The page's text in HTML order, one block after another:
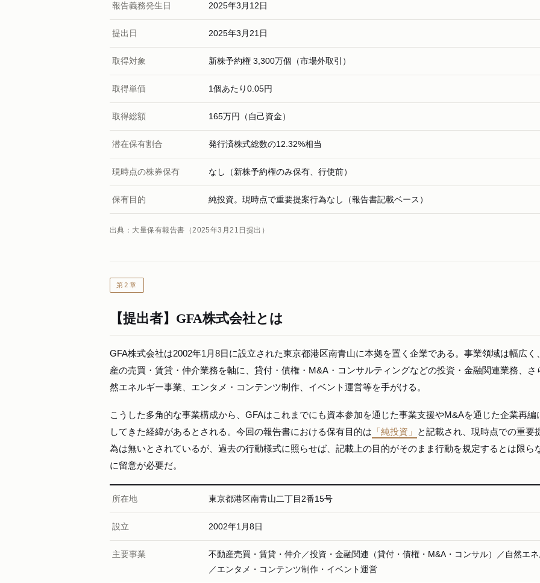
報告義務発生日 2025年3月12日
提出日 2025年3月21日
取得対象 新株予約権 3,300万個（市場外取引）
取得単価 1個あたり0.05円
取得総額 165万円（自己資金）
潜在保有割合 発行済株式総数の12.32%相当
現時点の株券保有 なし（新株予約権のみ保有、行使前）
保有目的 純投資。現時点で重要提案行為なし（報告書記載ベース）
出典：大量保有報告書（2025年3月21日提出）
第2章
【提出者】GFA株式会社とは
GFA株式会社は2002年1月8日に設立された東京都港区南青山に本拠を置く企業である。事業領域は幅広く
産の売買・賃貸・仲介業務を軸に、貸付・債権・M&A・コンサルティングなどの投資・金融関連業務、さ
然エネルギー事業、エンタメ・コンテンツ制作、イベント運営等を手がける。
こうした多角的な事業構成から、GFAはこれまでにも資本参加を通じた事業支援やM&Aを通じた企業再編
してきた経緯があるとされる。今回の報告書における保有目的は 「純投資」
と記載され、現時点での重要
為は無いとされているが、過去の行動様式に照らせば、記載上の目的がそのまま行動を規定するとは限ら
に留意が必要だ。
所在地 東京都港区南青山二丁目2番15号
設立 2002年1月8日
主要事業
不動産売買・賃貸・仲介／投資・金融関連（貸付・債権・M&A・コンサル）／自然エ
／エンタメ・コンテンツ制作・イベント運営